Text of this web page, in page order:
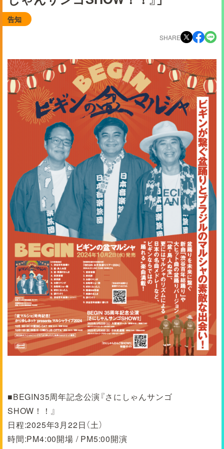
告知
SHARE
■BEGIN35周年記念公演『さにしゃんサンゴ
SHOW！！』
日程:2025年3月22日（土）
時間:PM4:00開場 / PM5:00開演